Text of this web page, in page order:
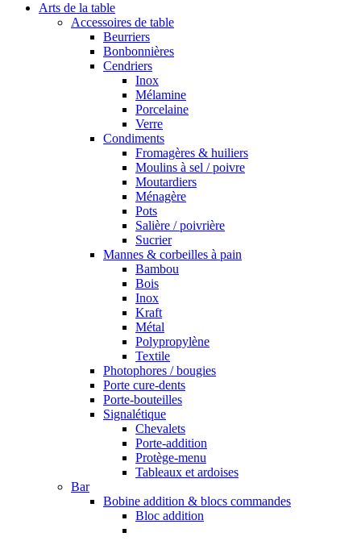
Arts de la table
Accessoires de table
Beurriers
Bonbonnières
Cendriers
Inox
Mélamine
Porcelaine
Verre
Condiments
Fromagères & huiliers
Moulins à sel / poivre
Moutardiers
Ménagère
Pots
Salière / poivrière
Sucrier
Mannes & corbeilles à pain
Bambou
Bois
Inox
Kraft
Métal
Polypropylène
Textile
Photophores / bougies
Porte cure-dents
Porte-bouteilles
Signalétique
Chevalets
Porte-addition
Protège-menu
Tableaux et ardoises
Bar
Bobine addition & blocs commandes
Bloc addition